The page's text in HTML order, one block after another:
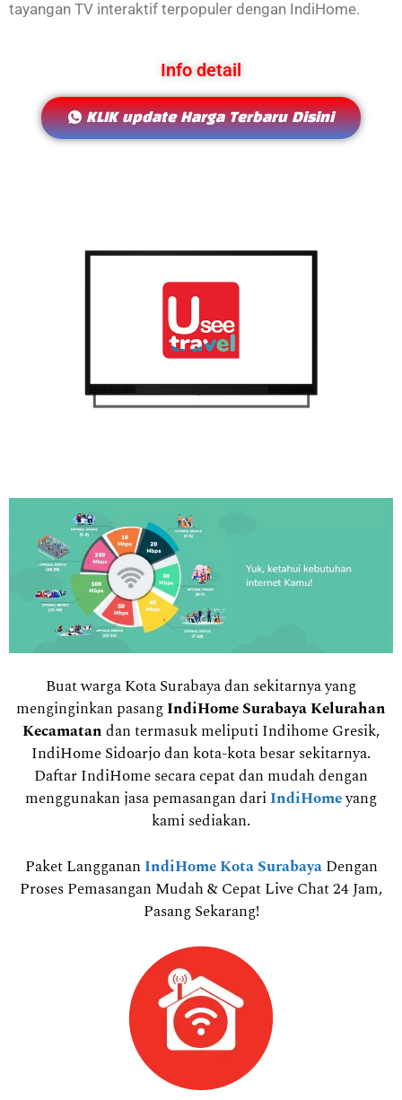
tayangan TV interaktif terpopuler dengan IndiHome.
Info detail
KLIK update Harga Terbaru Disini
Buat warga Kota Surabaya dan sekitarnya yang
menginginkan pasangIndiHome Surabaya Kelurahan
Kecamatandan termasuk meliputi Indihome Gresik,
IndiHome Sidoarjo dan kota-kota besar sekitarnya.
Daftar IndiHome secara cepat dan mudah dengan
menggunakan jasa pemasangan dariIndiHomeyang
kami sediakan.
Paket Langganan IndiHome Kota SurabayaDengan
Proses Pemasangan Mudah & Cepat Live Chat 24 Jam,
Pasang Sekarang!